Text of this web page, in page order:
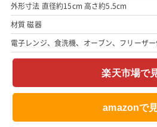
外形寸法 直径約15cm 高さ約5.5cm
材質 磁器
電子レンジ、食洗機、オーブン、フリーザ
楽天市場で
amazonで